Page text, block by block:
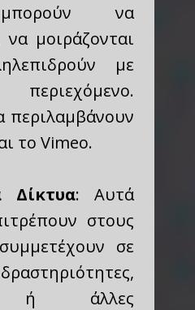
να
μοιράζονται
με
περιλαμβάνουν
το Vimeo.
Δίκτυα: Αυτά
στους
σε
ή άλλες